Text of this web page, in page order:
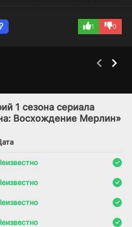
1 0
8.1 7.9
1 сезона сериала
Восхождение Мерлин»